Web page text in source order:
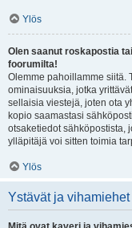
Ylös
Olen saanut roskapostia
foorumilta!
Olemme pahoillamme siitä.
ominaisuuksia, jotka
sellaisia viestejä, joten ota
kopio saamastasi
otsaketiedot sähköpostista,
ylläpitäjä voi sitten toimia
Ylös
Ystävät ja vihamiehet